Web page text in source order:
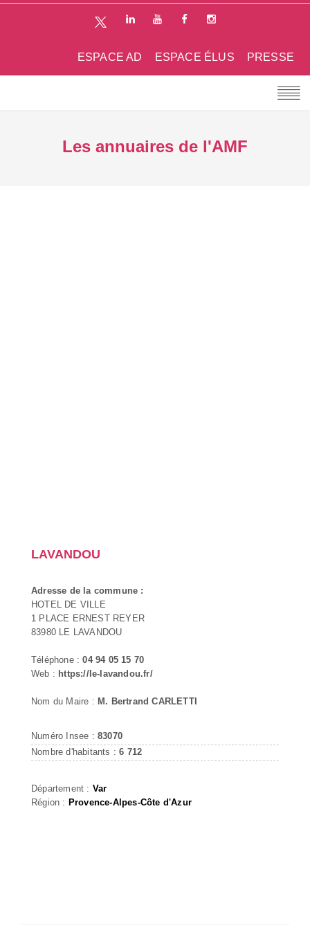
PRESSE
ESPACE ÉLUS
ESPACE AD
Les annuaires de l'AMF
LAVANDOU
Adresse de la commune :
HOTEL DE VILLE
1 PLACE ERNEST REYER
83980 LE LAVANDOU
Téléphone :04 94 05 15 70
Web : https://le-lavandou.fr/
Nom du Maire : M. Bertrand CARLETTI
Numéro Insee : 83070
Nombre d'habitants :6 712
Département : Var
Région : Provence-Alpes-Côte d'Azur